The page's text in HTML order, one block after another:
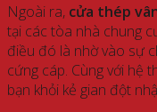
Ngoài ra, cửa thép
tại các tòa nhà chung
điều đó là nhờ vào sự
cứng cáp. Cùng với hệ
bạn khỏi kẻ gian đột